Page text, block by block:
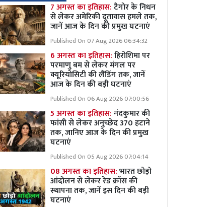
7 अगस्त का इतिहास:टैगोर के निधन
से लेकर अमेरिकी दूतावास हमले तक,
जानें आज के दिन की प्रमुख घटनाएं
Published On 07 Aug 2026 06:34:32
6 अगस्त का इतिहास:हिरोशिमा पर
परमाणु बम से लेकर मंगल पर
क्यूरियोसिटी की लैंडिंग तक, जानें
आज के दिन की बड़ी घटनाएं
Published On 06 Aug 2026 07:00:56
5 अगस्त का इतिहास:नंदकुमार की
फांसी से लेकर अनुच्छेद 370 हटाने
तक, जानिए आज के दिन की प्रमुख
घटनाएं
Published On 05 Aug 2026 07:04:14
08 अगस्त का इतिहास:भारत छोड़ो
आंदोलन से लेकर रेड क्रॉस की
स्थापना तक, जानें इस दिन की बड़ी
घटनाएं